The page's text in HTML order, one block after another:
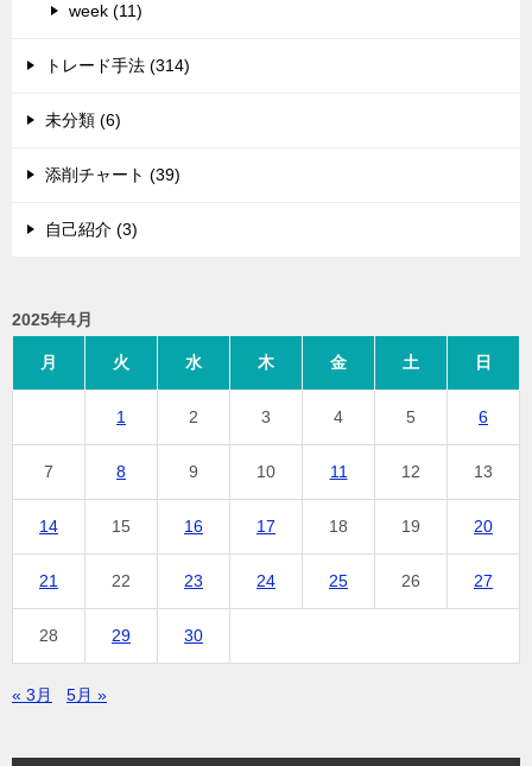
week (11)
トレード手法 (314)
未分類 (6)
添削チャート (39)
自己紹介 (3)
2025年4月
月 火 水 木 金 土 日
1 2 3 4 5 6
7 8 9 10 11 12 13
14 15 16 17 18 19 20
21 22 23 24 25 26 27
28 29 30
« 3月 5月 »